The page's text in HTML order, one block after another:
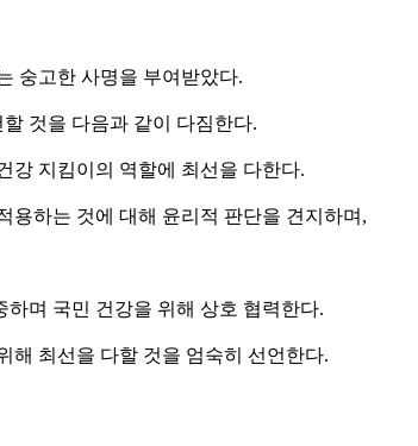
숭고한 사명을 부여받았다.
것을 다음과 같이 다짐한다.
강 지킴이의 역할에 최선을 다한다.
용하는 것에 대해 윤리적 판단을 견지하며,
며 국민 건강을 위해 상호 협력한다.
해 최선을 다할 것을 엄숙히 선언한다.